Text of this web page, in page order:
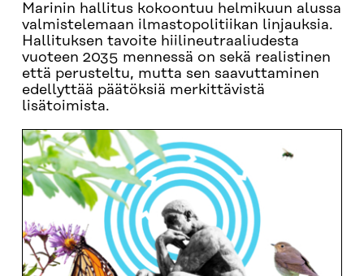
Marinin hallitus kokoontuu helmikuun alussa
valmistelemaan ilmastopolitiikan linjauksia.
Hallituksen tavoite hiilineutraaliudesta
vuoteen 2035 mennessä on sekä realistinen
että perusteltu, mutta sen saavuttaminen
edellyttää päätöksiä merkittävistä
lisätoimista.